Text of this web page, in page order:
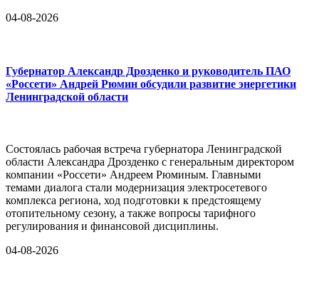
04-08-2026
Губернатор Александр Дрозденко и руководитель ПАО
«Россети» Андрей Рюмин обсудили развитие энергетики
Ленинградской области
Состоялась рабочая встреча губернатора Ленинградской
области Александра Дрозденко с генеральным директором
компании «Россети» Андреем Рюминым. Главными
темами диалога стали модернизация электросетевого
комплекса региона, ход подготовки к предстоящему
отопительному сезону, а также вопросы тарифного
регулирования и финансовой дисциплины.
04-08-2026